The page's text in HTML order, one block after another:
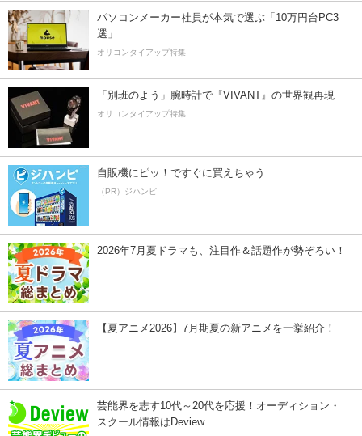
パソコンメーカー社員が本気で選ぶ「10万円台PC3
選」
オリコンタイアップ特集
「別班のよう」腕時計で『VIVANT』の世界観再現
オリコンタイアップ特集
自販機にピッ！ですぐに買えちゃう
（PR）ジハンピ
2026年7月夏ドラマも、注目作＆話題作が勢ぞろい！
【夏アニメ2026】7月期夏の新アニメを一挙紹介！
芸能界を志す10代～20代を応援！オーディション・
スクール情報はDeview